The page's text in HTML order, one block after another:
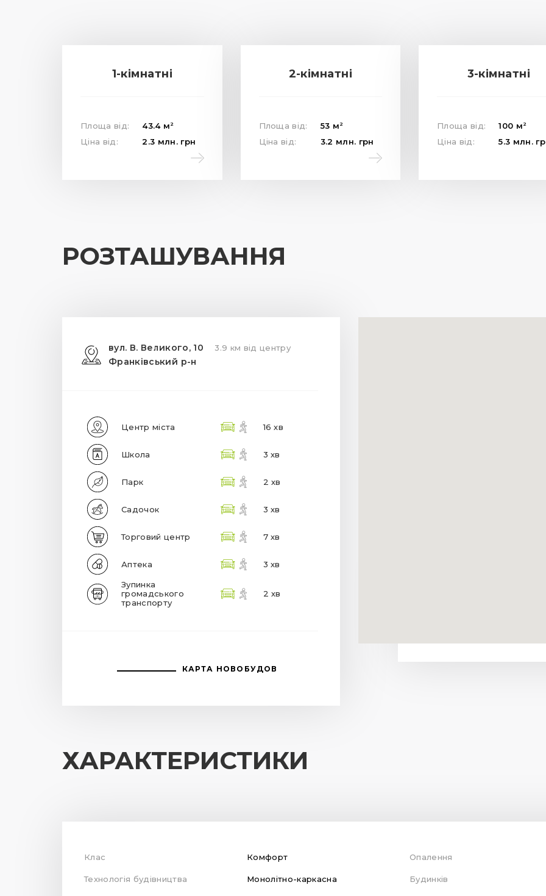
1-кімнатні
Площа від: 43.4м 2
Ціна від: 2.3 млн. грн
2-кімнатні
Площа від: 53 м 2
Ціна від: 3.2 млн. грн
3-кімнатні
Площа від: 100 м 2
Ціна від: 5.3 млн.
РОЗТАШУВАННЯ
вул. В. Великого, 10
Франківський р-н
3.9 км від центру
Центр міста 16 хв
Школа 3 хв
Парк 2 хв
Садочок 3 хв
Торговий центр 7 хв
Аптека 3 хв
Зупинка
громадського
транспорту
2 хв
КАРТА НОВОБУДОВ
ХАРАКТЕРИСТИКИ
Клас Комфорт Опалення
Технологія будівництва Монолітно-каркасна Будинків